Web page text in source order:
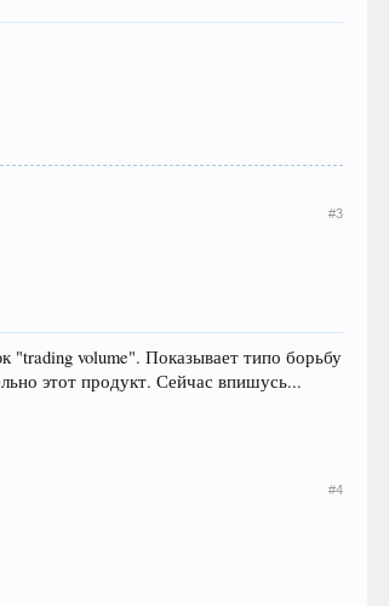
#3
"trading volume". Показывает типо борьбу
этот продукт. Сейчас впишусь...
#4